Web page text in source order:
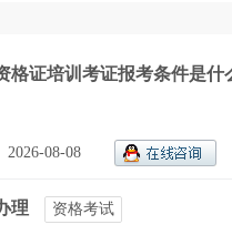
格证培训考证报考条件是什
2026-08-08
理
资格考试